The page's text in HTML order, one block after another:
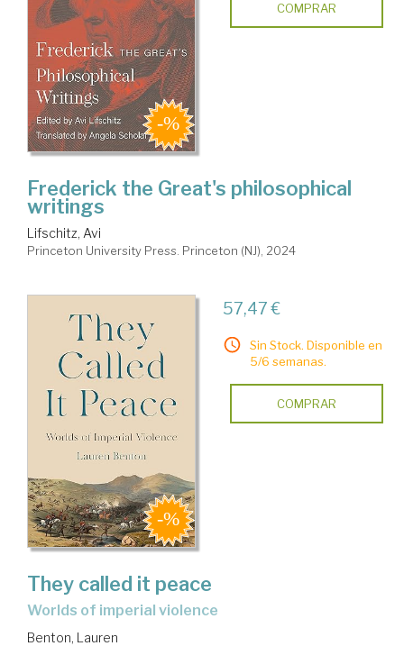
COMPRAR
Frederick the Great's philosophical
writings
Lifschitz, Avi
Princeton University Press. Princeton (NJ), 2024
57,47 €
Sin Stock. Disponible en
5/6 semanas.
COMPRAR
They called it peace
worlds of imperial violence
Benton, Lauren